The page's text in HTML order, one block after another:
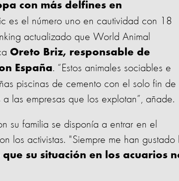
con más delfines en
es el número uno en cautividad con 18
actualizado que World Animal
Oreto Briz, responsable de
España. “Estos animales sociables e
piscinas de cemento con el solo fin de
las empresas que los explotan”, añade.
su familia se disponía a entrar en el
los activistas. "Siempre me han gustado
su situación en los acuarios